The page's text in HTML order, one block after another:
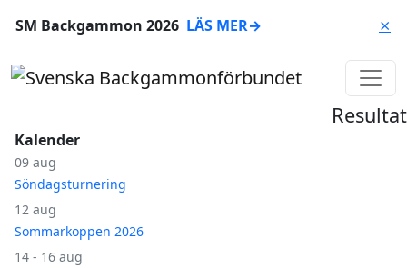
SM Backgammon 2026 LÄS MER→ ⨯
Kalender
09 aug
Söndagsturnering
12 aug
Sommarkoppen 2026
14 - 16 aug
Resultat